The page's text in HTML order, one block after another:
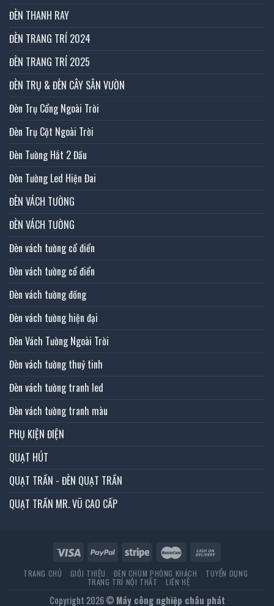
ĐÈN THANH RAY
ĐÈN TRANG TRÍ 2024
ĐÈN TRANG TRÍ 2025
ĐÈN TRỤ & ĐÈN CÂY SÂN VƯỜN
Đèn Trụ Cổng Ngoài Trời
Đèn Trụ Cột Ngoài Trời
Đèn Tường Hắt 2 Đầu
Đèn Tường Led Hiện Đai
ĐÈN VÁCH TƯỜNG
ĐÈN VÁCH TƯỜNG
Đèn vách tường cổ điển
Đèn vách tường cổ điển
Đèn vách tường đồng
Đèn vách tường hiện đại
Đèn Vách Tường Ngoài Trời
Đèn vách tường thuỷ tinh
Đèn vách tường tranh led
Đèn vách tường tranh màu
PHỤ KIỆN ĐIỆN
QUẠT HÚT
QUẠT TRẦN - ĐÈN QUẠT TRẦN
QUẠT TRẦN MR. VŨ CAO CẤP
TRANG CHỦ GIỚI THIỆU ĐÈN CHÙM PHÒNG KHÁCH TUYỂN DỤNG
TRANG TRÍ NỘI THẤT LIÊN HỆ
Copyright 2026 © Máy công nghiệp châu phát